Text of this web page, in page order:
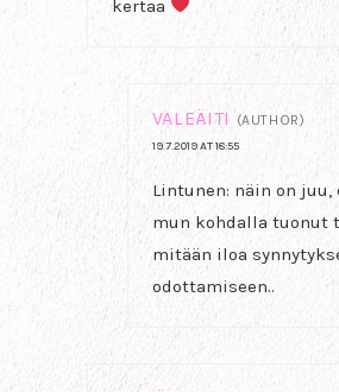
kertaa
VALEÄITI (AUTHOR)
19.7.2019 AT 18:55
Lintunen: näin on juu,
mun kohdalla tuonut
mitään iloa
odottamiseen..